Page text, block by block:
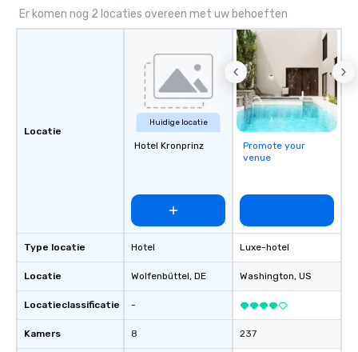
Er komen nog 2 locaties overeen met uw behoeften
Locatie
Type locatie
Locatie
Locatieclassificatie
Kamers
Huidige locatie
Hotel Kronprinz
Hotel
Wolfenbüttel, DE
-
8
Promote your
venue
Luxe-hotel
Washington, US
237